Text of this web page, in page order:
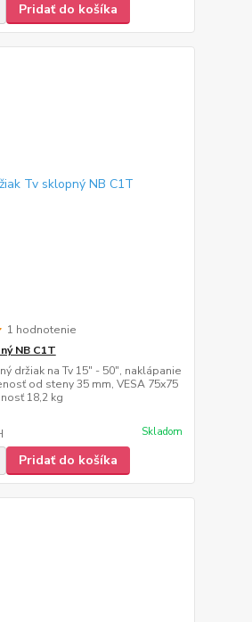
Pridať do košíka
1 hodnotenie
NB C1T
držiak na Tv 15" - 50", naklápanie
od steny 35 mm, VESA 75x75
18,2 kg
Skladom
Pridať do košíka